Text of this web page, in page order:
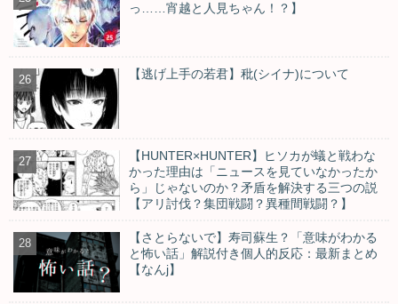
っ……宵越と人見ちゃん！？】
【逃げ上手の若君】秕(シイナ)について
【HUNTER×HUNTER】ヒソカが蟻と戦わな
かった理由は「ニュースを見ていなかったか
ら」じゃないのか？矛盾を解決する三つの説
【アリ討伐？集団戦闘？異種間戦闘？】
【さとらないで】寿司蘇生？「意味がわかる
と怖い話」解説付き個人的反応：最新まとめ
【なんj】